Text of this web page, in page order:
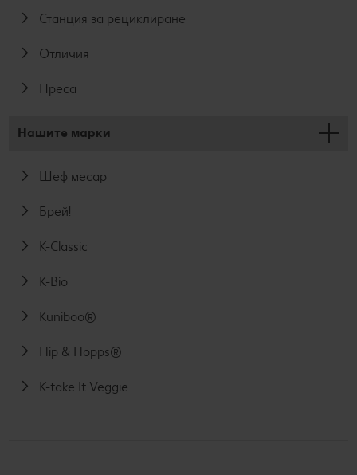
Станция за рециклиране
Отличия
Преса
Нашите марки
Шеф месар
Брей!
K-Classic
K-Bio
Kuniboo®
Hip & Hopps®
K-take It Veggie